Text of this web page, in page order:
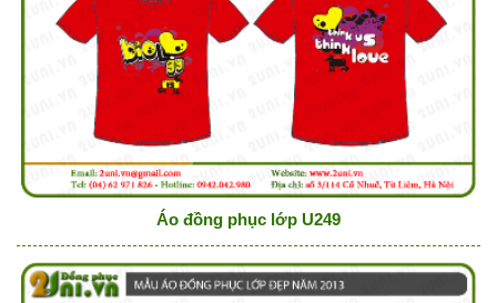
Áo đồng phục lớp U249